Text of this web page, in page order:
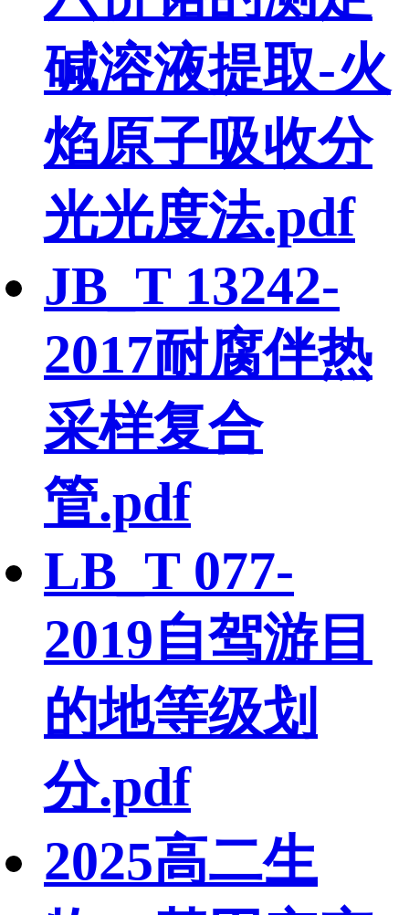
碱溶液提取-火
焰原子吸收分
光光度法.pdf
JB_T 13242-
2017耐腐伴热
采样复合
管.pdf
LB_T 077-
2019自驾游目
的地等级划
分.pdf
2025高二生